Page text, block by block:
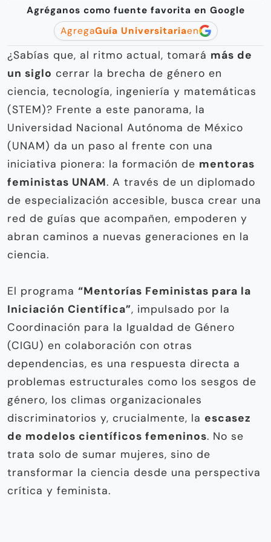
Agréganos como fuente favorita en Google
AgregaGuía Universitariaen
¿Sabías que, al ritmo actual, tomará más de
un siglo cerrar la brecha de género en
ciencia, tecnología, ingeniería y matemáticas
(STEM)? Frente a este panorama, la
Universidad Nacional Autónoma de México
(UNAM) da un paso al frente con una
iniciativa pionera: la formación de mentoras
feministas UNAM. A través de un diplomado
de especialización accesible, busca crear una
red de guías que acompañen, empoderen y
abran caminos a nuevas generaciones en la
ciencia.
El programa “Mentorías Feministas para la
Iniciación Científica”, impulsado por la
Coordinación para la Igualdad de Género
(CIGU) en colaboración con otras
dependencias, es una respuesta directa a
problemas estructurales como los sesgos de
género, los climas organizacionales
discriminatorios y, crucialmente, la escasez
de modelos científicos femeninos. No se
trata solo de sumar mujeres, sino de
transformar la ciencia desde una perspectiva
crítica y feminista.